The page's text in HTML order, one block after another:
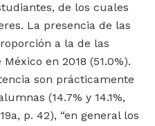
de los cuales
La presencia de las
a la de las
en 2018 (51.0%).
son prácticamente
(14.7% y 14.1%,
p. 42), “en general los